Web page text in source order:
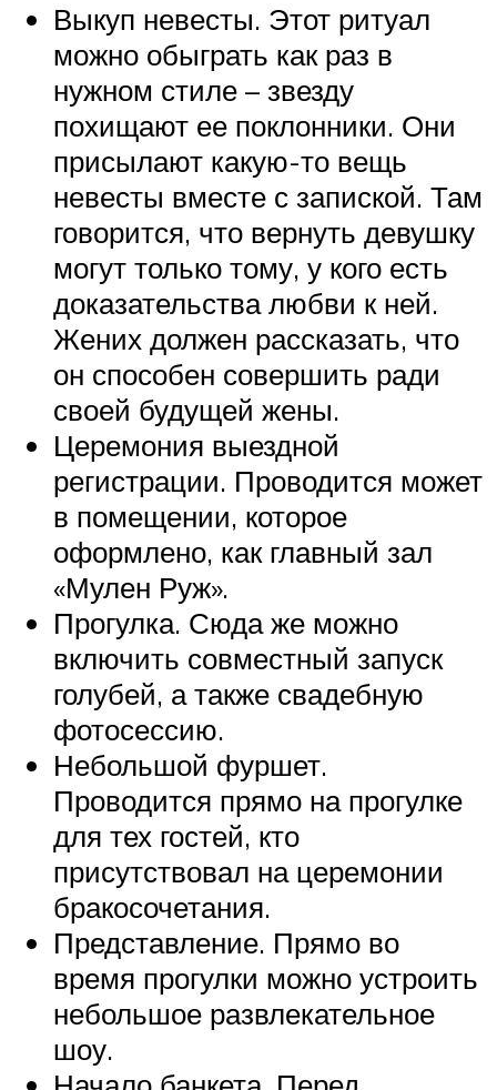
Выкуп невесты. Этот ритуал
можно обыграть как раз в
нужном стиле – звезду
похищают ее поклонники. Они
присылают какую-то вещь
невесты вместе с запиской. Там
говорится, что вернуть девушку
могут только тому, у кого есть
доказательства любви к ней.
Жених должен рассказать, что
он способен совершить ради
своей будущей жены.
Церемония выездной
регистрации. Проводится может
в помещении, которое
оформлено, как главный зал
«Мулен Руж».
Прогулка. Сюда же можно
включить совместный запуск
голубей, а также свадебную
фотосессию.
Небольшой фуршет.
Проводится прямо на прогулке
для тех гостей, кто
присутствовал на церемонии
бракосочетания.
Представление. Прямо во
время прогулки можно устроить
небольшое развлекательное
шоу.